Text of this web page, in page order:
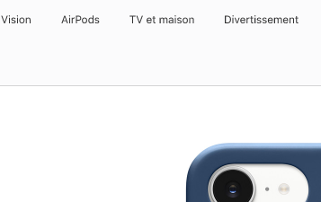
Vision AirPods TV et maison Divertissement